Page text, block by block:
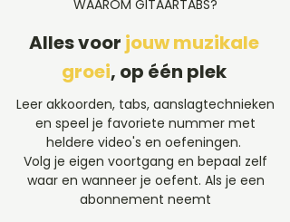
WAAROM GITAARTABS?
Alles voor jouw muzikale
groei, op één plek
Leer akkoorden, tabs, aanslagtechnieken
en speel je favoriete nummer met
heldere video's en oefeningen.
Volg je eigen voortgang en bepaal zelf
waar en wanneer je oefent. Als je een
abonnement neemt